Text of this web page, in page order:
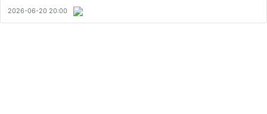
2026-06-20 20:00